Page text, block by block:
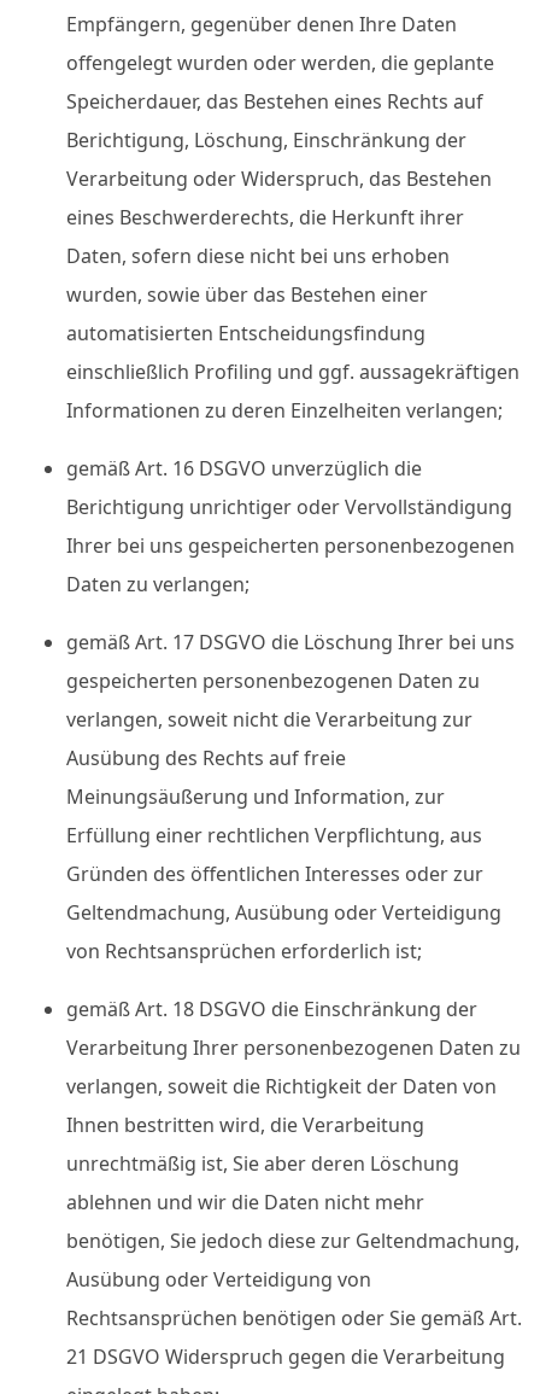
Empfängern, gegenüber denen Ihre Daten
offengelegt wurden oder werden, die geplante
Speicherdauer, das Bestehen eines Rechts auf
Berichtigung, Löschung, Einschränkung der
Verarbeitung oder Widerspruch, das Bestehen
eines Beschwerderechts, die Herkunft ihrer
Daten, sofern diese nicht bei uns erhoben
wurden, sowie über das Bestehen einer
automatisierten Entscheidungsfindung
einschließlich Profiling und ggf. aussagekräftigen
Informationen zu deren Einzelheiten verlangen;
gemäß Art. 16 DSGVO unverzüglich die
Berichtigung unrichtiger oder Vervollständigung
Ihrer bei uns gespeicherten personenbezogenen
Daten zu verlangen;
gemäß Art. 17 DSGVO die Löschung Ihrer bei uns
gespeicherten personenbezogenen Daten zu
verlangen, soweit nicht die Verarbeitung zur
Ausübung des Rechts auf freie
Meinungsäußerung und Information, zur
Erfüllung einer rechtlichen Verpflichtung, aus
Gründen des öffentlichen Interesses oder zur
Geltendmachung, Ausübung oder Verteidigung
von Rechtsansprüchen erforderlich ist;
gemäß Art. 18 DSGVO die Einschränkung der
Verarbeitung Ihrer personenbezogenen Daten zu
verlangen, soweit die Richtigkeit der Daten von
Ihnen bestritten wird, die Verarbeitung
unrechtmäßig ist, Sie aber deren Löschung
ablehnen und wir die Daten nicht mehr
benötigen, Sie jedoch diese zur Geltendmachung,
Ausübung oder Verteidigung von
Rechtsansprüchen benötigen oder Sie gemäß Art.
21 DSGVO Widerspruch gegen die Verarbeitung